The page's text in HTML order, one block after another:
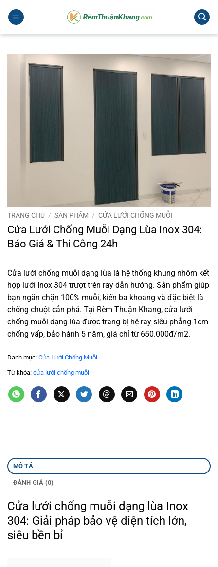
qua
TRANG CHỦ / SẢN PHẨM / CỬA LƯỚI CHỐNG MUỖI
Cửa Lưới Chống Muỗi Dạng Lùa Inox 304:
Báo Giá & Thi Công 24h
Cửa lưới chống muỗi dạng lùa là hệ thống khung nhôm kết
hợp lưới Inox 304 trượt trên ray dẫn hướng. Sản phẩm giúp
bạn ngăn chặn 100% muỗi, kiến ba khoang và đặc biệt là
chống chuột cắn phá. Tại Rèm Thuận Khang, cửa lưới
chống muỗi dạng lùa được trang bị hệ ray siêu phẳng 1cm
chống vấp, bảo hành 5 năm, giá chỉ từ 650.000đ/m2.
Danh mục: Cửa Lưới Chống Muỗi
Từ khóa: cửa lưới chống muỗi
MÔ TẢ
ĐÁNH GIÁ (0)
Cửa lưới chống muỗi dạng lùa Inox
304: Giải pháp bảo vệ diện tích lớn,
siêu bền bỉ